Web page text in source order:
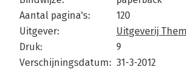
Aantal pagina's:
120
Uitgever:
Uitgeverij
Druk:
9
Verschijningsdatum: 31-3-2012